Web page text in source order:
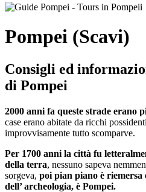
Pompei (Scavi)
Consigli ed
di Pompei
2000 anni fa queste strade erano
case erano abitate da ricchi
improvvisamente tutto scomparve.
Per 1700 anni la città fu
della terra, nessuno sapeva
sorgeva, poi pian piano è riemersa
dell’ archeologia, è Pompei.